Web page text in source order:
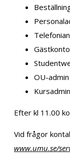
OU-
Efter kl 11.00
Vid frågor
www.umu.se/